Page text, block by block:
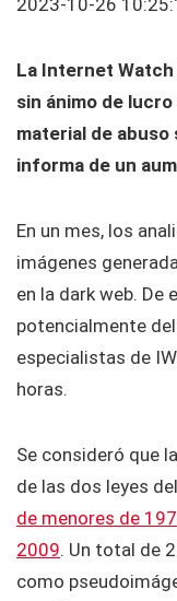
2023-10-26
La Internet
sin ánimo de
material de
informa de un
En un mes, los
imágenes
en la dark web. De
potencialmente
especialistas de
horas.
Se consideró que
de las dos leyes
de menores de
2009. Un total de
como